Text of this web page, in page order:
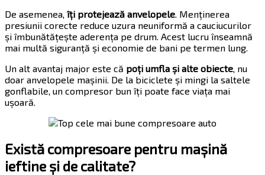
De asemenea,îți protejează anvelopele . Menținerea
presiunii corecte reduce uzura neuniformă a cauciucurilor
și îmbunătățește aderența pe drum. Acest lucru înseamnă
mai multă siguranță și economie de bani pe termen lung.
Un alt avantaj major este că poți umfla și alte obiecte , nu
doar anvelopele mașinii. De la biciclete și mingi la saltele
gonflabile, un compresor bun îți poate face viața mai
ușoară.
Există compresoare pentru mașină
ieftine și de calitate?